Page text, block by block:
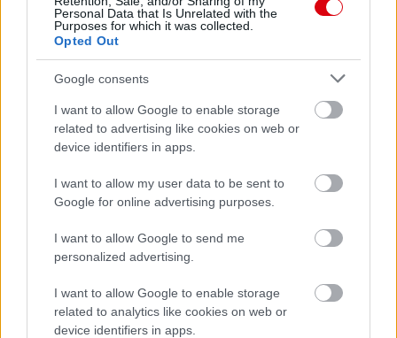
Personal Data that Is Unrelated with the
Purposes for which it was collected.
Opted Out
Google consents
I want to allow Google to enable storage
related to advertising like cookies on web or
device identifiers in apps.
I want to allow my user data to be sent to
Google for online advertising purposes.
I want to allow Google to send me
personalized advertising.
I want to allow Google to enable storage
related to analytics like cookies on web or
device identifiers in apps.